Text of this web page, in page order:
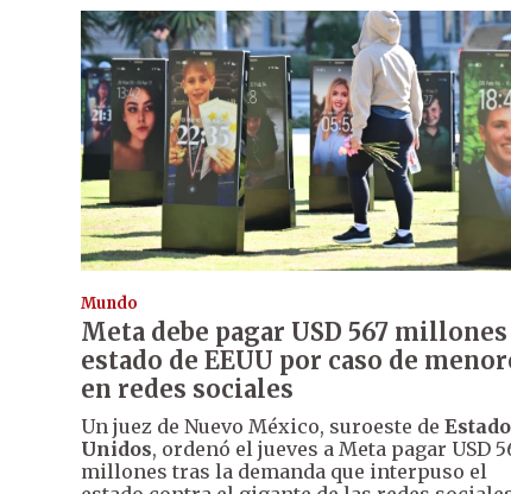
Mundo
Meta debe pagar USD 567 millones
estado de EEUU por caso de
en redes sociales
Un juez de Nuevo México, suroeste de
Unidos, ordenó el jueves a Meta pagar USD
millones tras la demanda que interpuso el